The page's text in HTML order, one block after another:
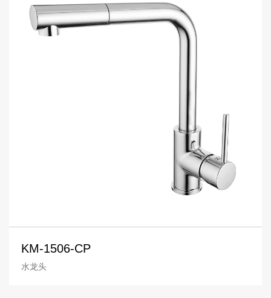
KM-1506-CP
水龙头